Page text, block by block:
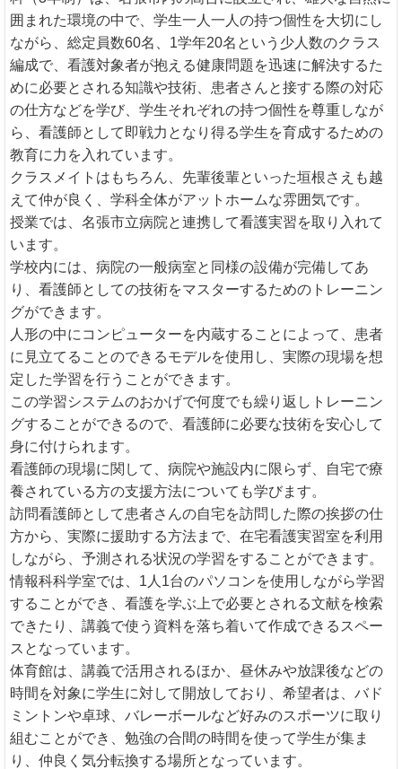
囲まれた環境の中で、学生一人一人の持つ個性を大切にし
ながら、総定員数60名、1学年20名という少人数のクラス
編成で、看護対象者が抱える健康問題を迅速に解決するた
めに必要とされる知識や技術、患者さんと接する際の対応
の仕方などを学び、学生それぞれの持つ個性を尊重しなが
ら、看護師として即戦力となり得る学生を育成するための
教育に力を入れています。
クラスメイトはもちろん、先輩後輩といった垣根さえも越
えて仲が良く、学科全体がアットホームな雰囲気です。
授業では、名張市立病院と連携して看護実習を取り入れて
います。
学校内には、病院の一般病室と同様の設備が完備してあ
り、看護師としての技術をマスターするためのトレーニン
グができます。
人形の中にコンピューターを内蔵することによって、患者
に見立てることのできるモデルを使用し、実際の現場を想
定した学習を行うことができます。
この学習システムのおかげで何度でも繰り返しトレーニン
グすることができるので、看護師に必要な技術を安心して
身に付けられます。
看護師の現場に関して、病院や施設内に限らず、自宅で療
養されている方の支援方法についても学びます。
訪問看護師として患者さんの自宅を訪問した際の挨拶の仕
方から、実際に援助する方法まで、在宅看護実習室を利用
しながら、予測される状況の学習をすることができます。
情報科科学室では、1人1台のパソコンを使用しながら学習
することができ、看護を学ぶ上で必要とされる文献を検索
できたり、講義で使う資料を落ち着いて作成できるスペー
スとなっています。
体育館は、講義で活用されるほか、昼休みや放課後などの
時間を対象に学生に対して開放しており、希望者は、バド
ミントンや卓球、バレーボールなど好みのスポーツに取り
組むことができ、勉強の合間の時間を使って学生が集ま
り、仲良く気分転換する場所となっています。